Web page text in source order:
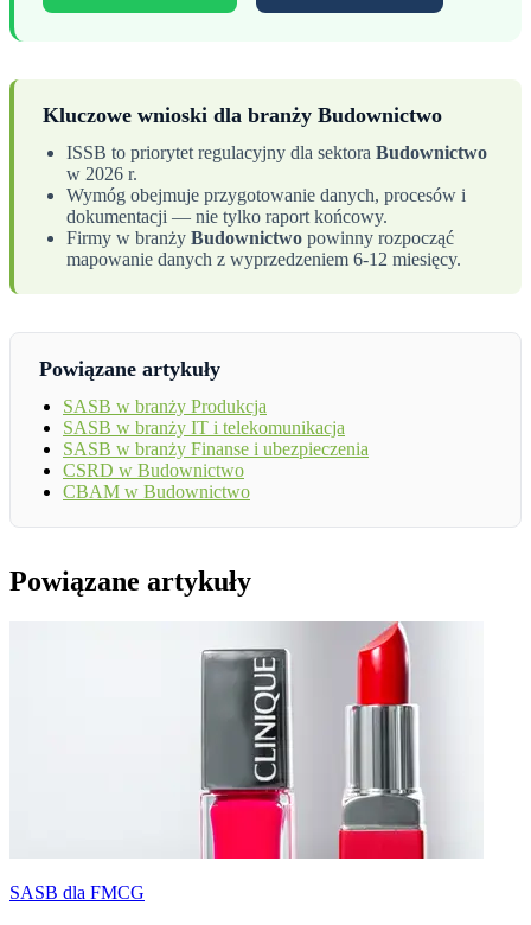
Kluczowe wnioski dla branży Budownictwo
ISSB to priorytet regulacyjny dla sektora Budownictwo
w 2026 r.
Wymóg obejmuje przygotowanie danych, procesów i
dokumentacji — nie tylko raport końcowy.
Firmy w branży Budownictwo powinny rozpocząć
mapowanie danych z wyprzedzeniem 6-12 miesięcy.
Powiązane artykuły
SASB w branży Produkcja
SASB w branży IT i telekomunikacja
SASB w branży Finanse i ubezpieczenia
CSRD w Budownictwo
CBAM w Budownictwo
Powiązane artykuły
SASB dla FMCG